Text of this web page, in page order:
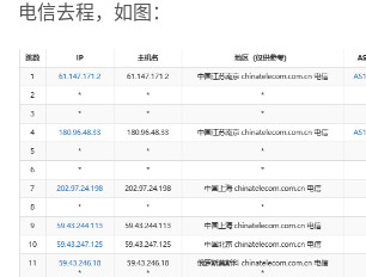
电信去程，如图：